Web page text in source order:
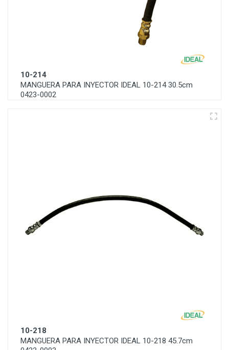
10-214
MANGUERA PARA INYECTOR IDEAL 10-214 30.5cm
0423-0002
10-218
MANGUERA PARA INYECTOR IDEAL 10-218 45.7cm